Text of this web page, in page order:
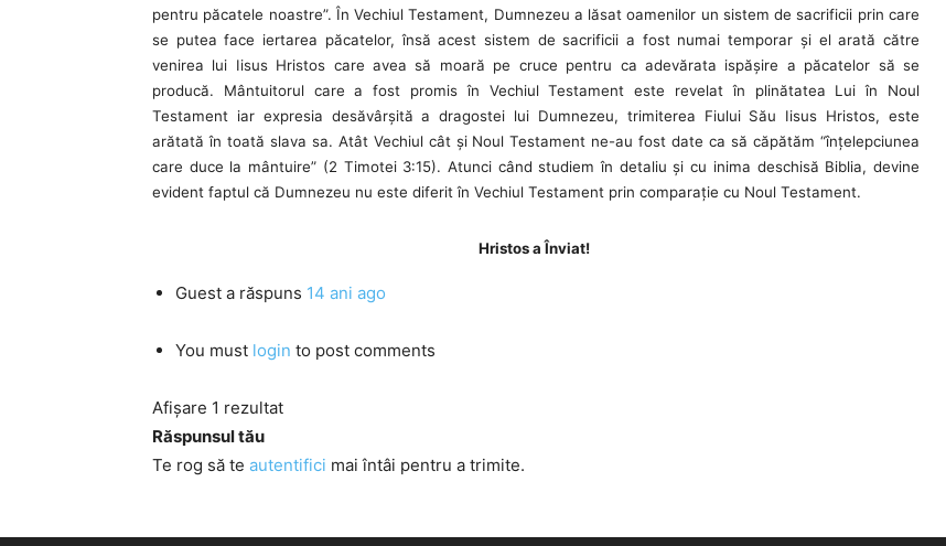
pentru păcatele noastre”. În Vechiul Testament, Dumnezeu a lăsat oamenilor un sistem de sacrificii prin care
se putea face iertarea păcatelor, însă acest sistem de sacrificii a fost numai temporar şi el arată către
venirea lui Iisus Hristos care avea să moară pe cruce pentru ca adevărata ispăşire a păcatelor să se
producă. Mântuitorul care a fost promis în Vechiul Testament este revelat în plinătatea Lui în Noul
Testament iar expresia desăvârşită a dragostei lui Dumnezeu, trimiterea Fiului Său Iisus Hristos, este
arătată în toată slava sa. Atât Vechiul cât şi Noul Testament ne-au fost date ca să căpătăm “înţelepciunea
care duce la mântuire” (2 Timotei 3:15). Atunci când studiem în detaliu şi cu inima deschisă Biblia, devine
evident faptul că Dumnezeu nu este diferit în Vechiul Testament prin comparaţie cu Noul Testament.
Hristos a Înviat!
Guest a răspuns 14 ani ago
You must login to post comments
Afișare 1 rezultat
Răspunsul tău
Te rog să te autentifici mai întâi pentru a trimite.